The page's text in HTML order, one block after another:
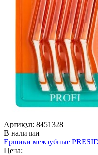
Артикул: 8451328
В наличии
Ершики межзубные
Цена: